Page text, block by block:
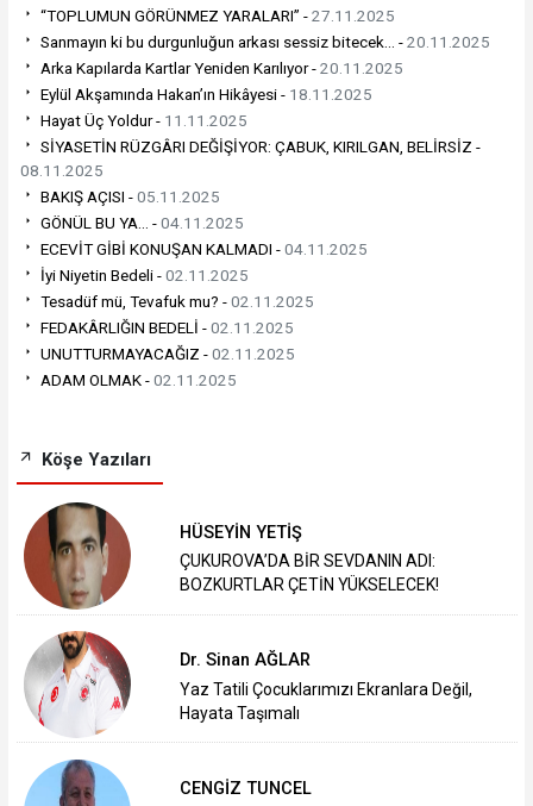
“TOPLUMUN GÖRÜNMEZ YARALARI” -27.11.2025
Sanmayın ki bu durgunluğun arkası sessiz bitecek... -20.11.2025
Arka Kapılarda Kartlar Yeniden Karılıyor -20.11.2025
Eylül Akşamında Hakan’ın Hikâyesi - 18.11.2025
Hayat Üç Yoldur - 11.11.2025
SİYASETİN RÜZGÂRI DEĞİŞİYOR: ÇABUK, KIRILGAN, BELİRSİZ -
08.11.2025
BAKIŞ AÇISI -05.11.2025
GÖNÜL BU YA... -04.11.2025
ECEVİT GİBİ KONUŞAN KALMADI -04.11.2025
İyi Niyetin Bedeli -02.11.2025
Tesadüf mü, Tevafuk mu? -02.11.2025
FEDAKÂRLIĞIN BEDELİ -02.11.2025
UNUTTURMAYACAĞIZ -02.11.2025
ADAM OLMAK -02.11.2025
Köşe Yazıları
HÜSEYİN YETİŞ
ÇUKUROVA’DA BİR SEVDANIN ADI:
BOZKURTLAR ÇETİN YÜKSELECEK!
Dr. Sinan AĞLAR
Yaz Tatili Çocuklarımızı Ekranlara Değil,
Hayata Taşımalı
CENGİZ TUNCEL